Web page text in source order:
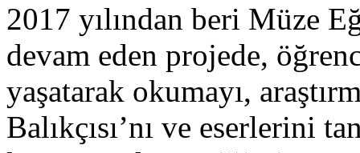
2017 yılından beri Müze
devam eden projede,
yaşatarak okumayı,
Balıkçısı’nı ve eserlerini